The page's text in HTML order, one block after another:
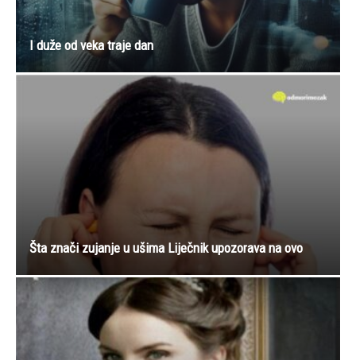
I duže od veka traje dan
Šta znači zujanje u ušima Liječnik upozorava na ovo